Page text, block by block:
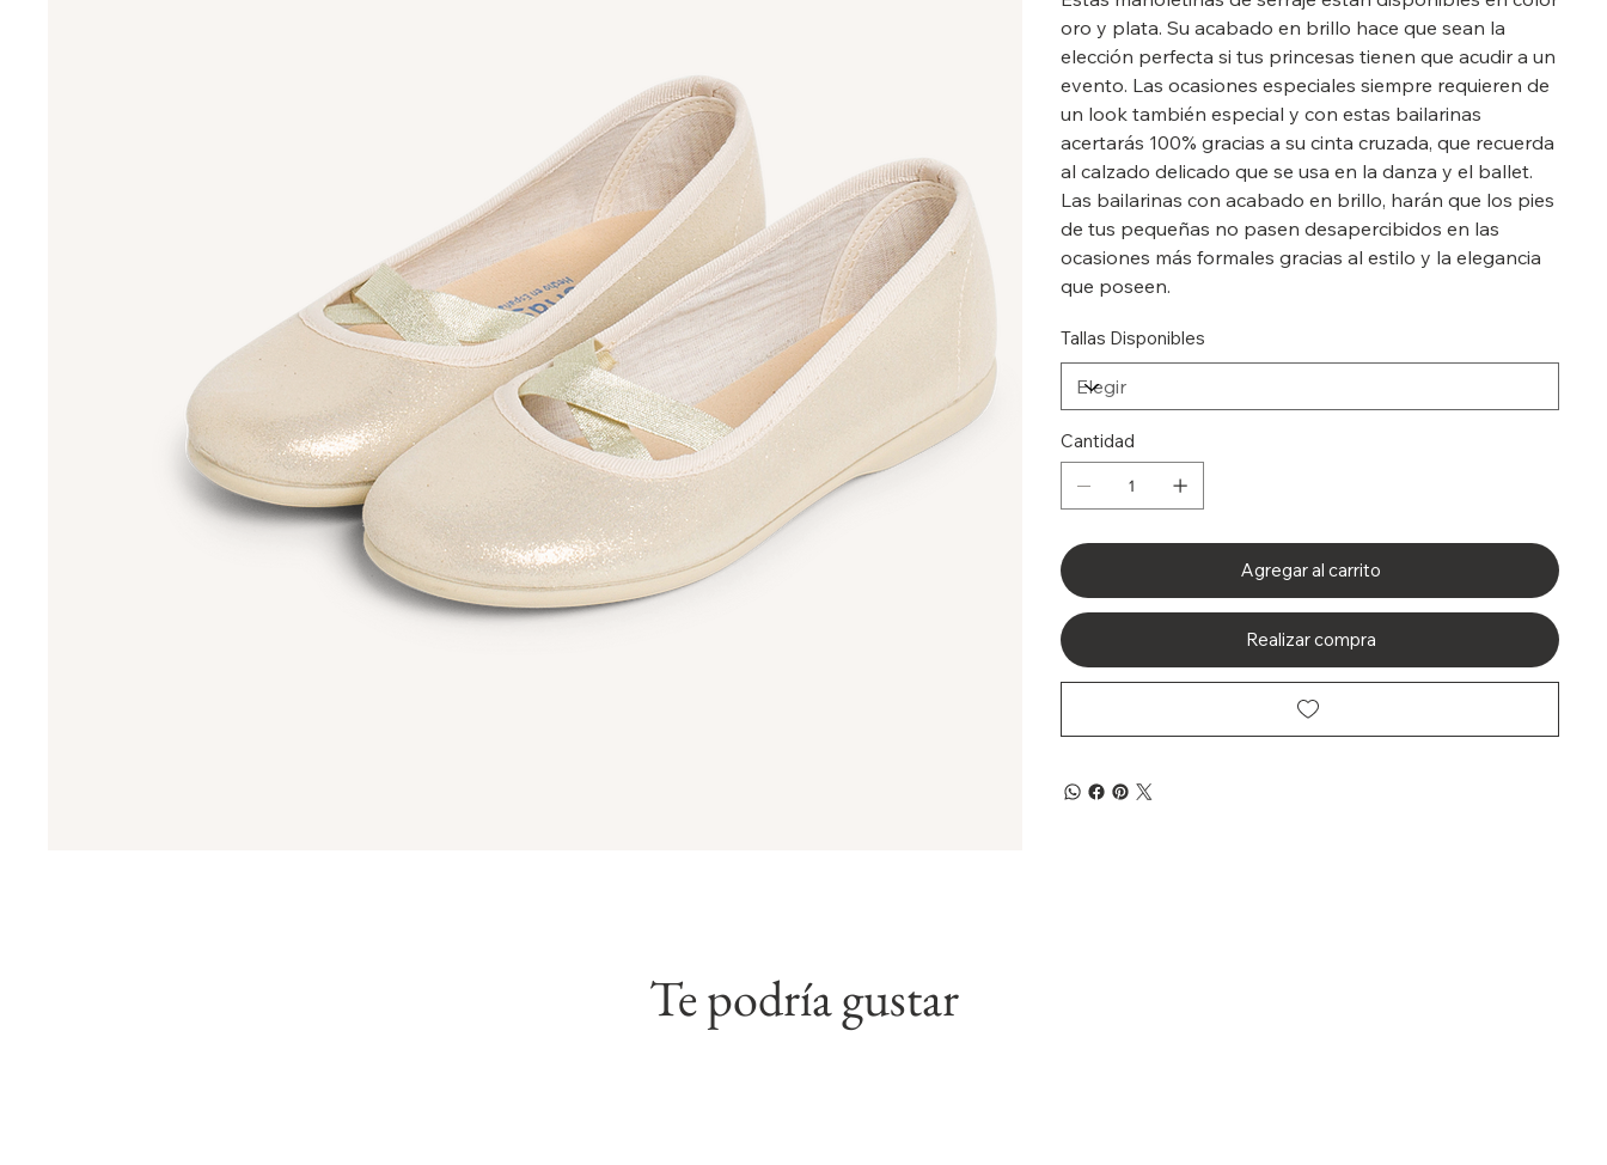
oro y plata. Su acabado en brillo hace que sean la
elección perfecta si tus princesas tienen que acudir a un
evento. Las ocasiones especiales siempre requieren de
un look también especial y con estas bailarinas
acertarás 100% gracias a su cinta cruzada, que recuerda
al calzado delicado que se usa en la danza y el ballet.
Las bailarinas con acabado en brillo, harán que los pies
de tus pequeñas no pasen desapercibidos en las
ocasiones más formales gracias al estilo y la elegancia
que poseen.
Tallas Disponibles
Cantidad
Agregar al carrito
Realizar compra
Te podría gustar